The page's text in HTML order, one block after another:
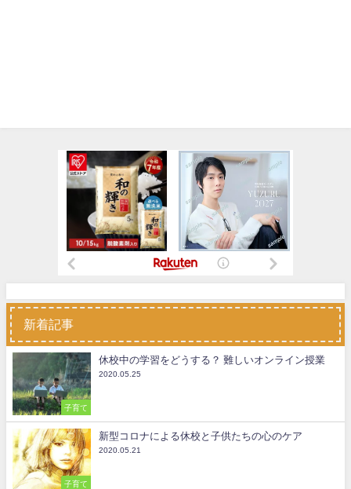
新着記事
子育て
休校中の学習をどうする？ 難しいオンライン授業
2020.05.25
子育て
新型コロナによる休校と子供たちの心のケア
2020.05.21